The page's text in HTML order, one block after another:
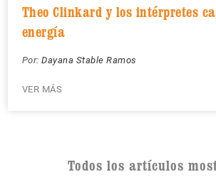
Theo Clinkard y los intérpretes
energía
Por: Dayana Stable Ramos
VER MÁS
Todos los artículos